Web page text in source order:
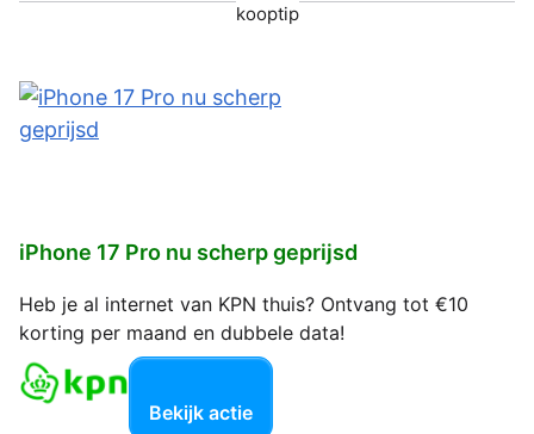
kooptip
iPhone 17 Pro nu scherp geprijsd
Heb je al internet van KPN thuis? Ontvang tot €10
korting per maand en dubbele data!
Bekijk actie